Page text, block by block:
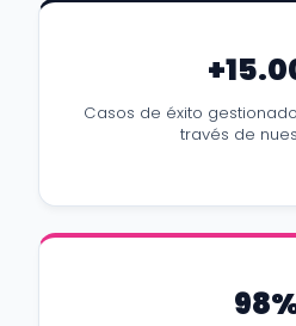
Casos de éxito
través de